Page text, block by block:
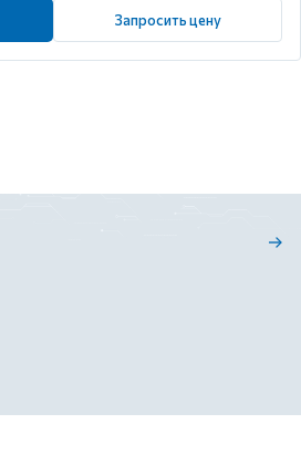
Запросить цену